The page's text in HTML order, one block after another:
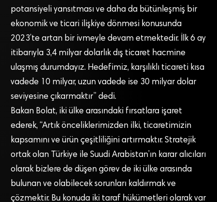
potansiyeli yansıtması ve daha da bütünleşmiş bir
ekonomik ve ticari ilişkiye dönmesi konusunda
2023’te artan bir ivmeyle devam etmektedir. İlk 6 ay
itibarıyla 3,4 milyar dolarlık dış ticaret hacmine
ulaşmış durumdayız. Hedefimiz, karşılıklı ticareti kısa
vadede 10 milyar, uzun vadede ise 30 milyar dolar
seviyesine çıkarmaktır” dedi.
Bakan Bolat, iki ülke arasındaki fırsatlara işaret
ederek, “Artık önceliklerimizden ilki, ticaretimizin
kapsamını ve ürün çeşitliliğini artırmaktır. Stratejik
ortak olan Türkiye ile Suudi Arabistan’ın karar alıcıları
olarak bizlere de düşen görev de iki ülke arasında
bulunan ve olabilecek sorunları kaldırmak ve
çözmektir. Bu konuda iki taraf hükümetleri olarak var